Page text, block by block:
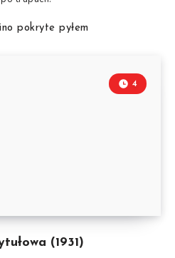
pokryte pyłem
(1931)
4